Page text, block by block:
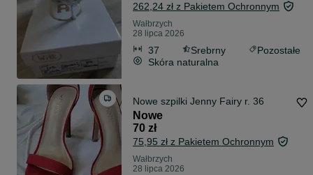
262,24 zł z Pakietem Ochronnym
Wałbrzych
28 lipca 2026
37 Srebrny
Pozostałe
Skóra naturalna
Nowe szpilki Jenny Fairy r. 36
Nowe
70 zł
75,95 zł z Pakietem Ochronnym
Wałbrzych
28 lipca 2026